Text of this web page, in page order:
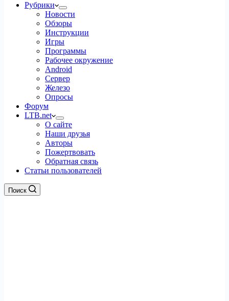
Рубрики
Новости
Обзоры
Инструкции
Игры
Программы
Рабочее окружение
Android
Сервер
Железо
Опросы
Форум
LTB.net
О сайте
Наши друзья
Авторы
Пожертвовать
Обратная связь
Статьи пользователей
Поиск